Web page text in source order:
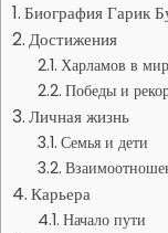
Биография Гарик
Достижения
Харламов в
Победы и
Личная жизнь
Семья и дети
Карьера
Начало пути